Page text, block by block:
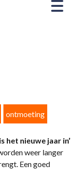
ontmoeting
het nieuwe jaar in’
weer langer
Een goed